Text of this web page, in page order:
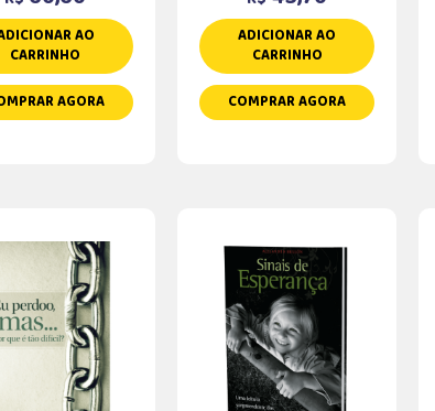
AO
CARRINHO
AGORA
ADICIONAR AO
CARRINHO
COMPRAR AGORA